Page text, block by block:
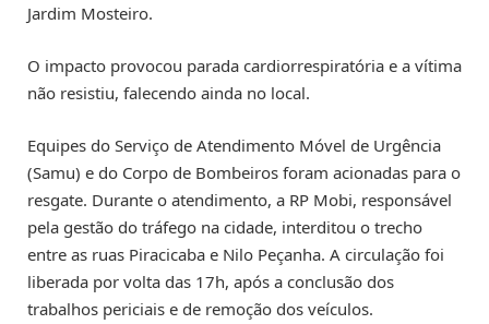
Jardim Mosteiro.
O impacto provocou parada cardiorrespiratória e a vítima
não resistiu, falecendo ainda no local.
Equipes do Serviço de Atendimento Móvel de Urgência
(Samu) e do Corpo de Bombeiros foram acionadas para o
resgate. Durante o atendimento, a RP Mobi, responsável
pela gestão do tráfego na cidade, interditou o trecho
entre as ruas Piracicaba e Nilo Peçanha. A circulação foi
liberada por volta das 17h, após a conclusão dos
trabalhos periciais e de remoção dos veículos.